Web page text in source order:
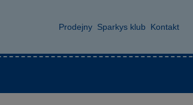
Prodejny Sparkys klub Kontakt